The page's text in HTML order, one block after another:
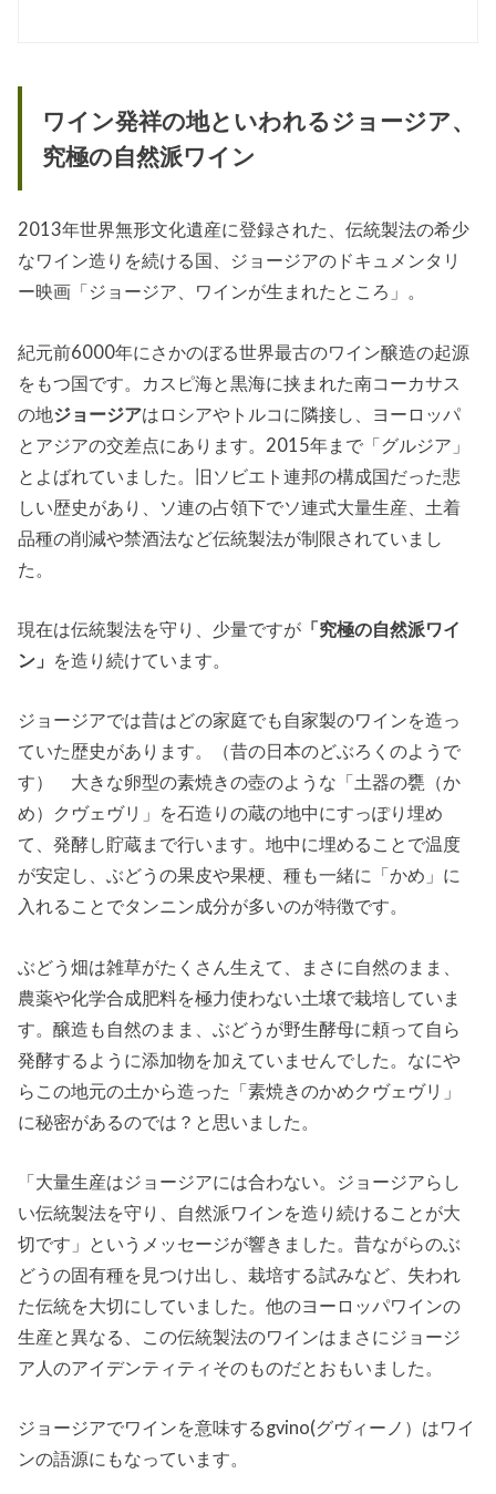
ワイン発祥の地といわれるジョージア、
究極の自然派ワイン
2013年世界無形文化遺産に登録された、伝統製法の希少
なワイン造りを続ける国、ジョージアのドキュメンタリ
ー映画「ジョージア、ワインが生まれたところ」。
紀元前6000年にさかのぼる世界最古のワイン醸造の起源
をもつ国です。カスピ海と黒海に挟まれた南コーカサス
の地ジョージアはロシアやトルコに隣接し、ヨーロッパ
とアジアの交差点にあります。2015年まで「グルジア」
とよばれていました。旧ソビエト連邦の構成国だった悲
しい歴史があり、ソ連の占領下でソ連式大量生産、土着
品種の削減や禁酒法など伝統製法が制限されていまし
た。
現在は伝統製法を守り、少量ですが 「究極の自然派ワイ
ン」 を造り続けています。
ジョージアでは昔はどの家庭でも自家製のワインを造っ
ていた歴史があります。（昔の日本のどぶろくのようで
す） 大きな卵型の素焼きの壺のような「土器の甕（か
め）クヴェヴリ」を石造りの蔵の地中にすっぽり埋め
て、発酵し貯蔵まで行います。地中に埋めることで温度
が安定し、ぶどうの果皮や果梗、種も一緒に「かめ」に
入れることでタンニン成分が多いのが特徴です。
ぶどう畑は雑草がたくさん生えて、まさに自然のまま、
農薬や化学合成肥料を極力使わない土壌で栽培していま
す。醸造も自然のまま、ぶどうが野生酵母に頼って自ら
発酵するように添加物を加えていませんでした。なにや
らこの地元の土から造った「素焼きのかめクヴェヴリ」
に秘密があるのでは？と思いました。
「大量生産はジョージアには合わない。ジョージアらし
い伝統製法を守り、自然派ワインを造り続けることが大
切です」というメッセージが響きました。昔ながらのぶ
どうの固有種を見つけ出し、栽培する試みなど、失われ
た伝統を大切にしていました。他のヨーロッパワインの
生産と異なる、この伝統製法のワインはまさにジョージ
ア人のアイデンティティそのものだとおもいました。
ジョージアでワインを意味するgvino(グヴィーノ）はワイ
ンの語源にもなっています。